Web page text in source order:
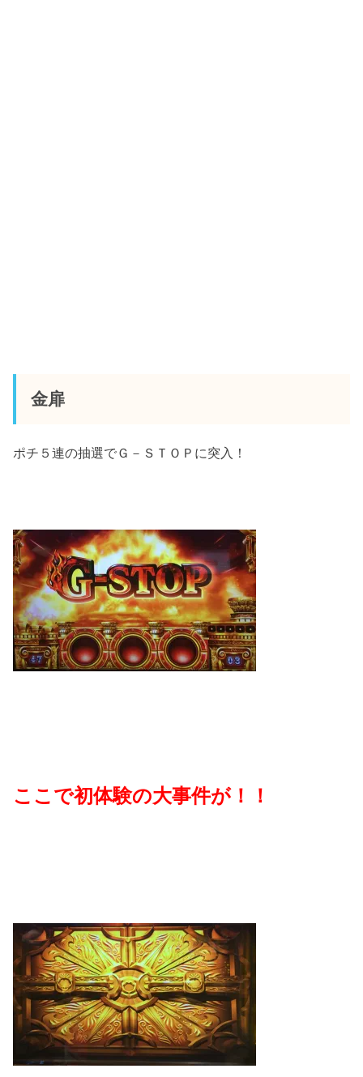
金扉
ポチ５連の抽選でＧ－ＳＴＯＰに突入！
ここで初体験の大事件が！！